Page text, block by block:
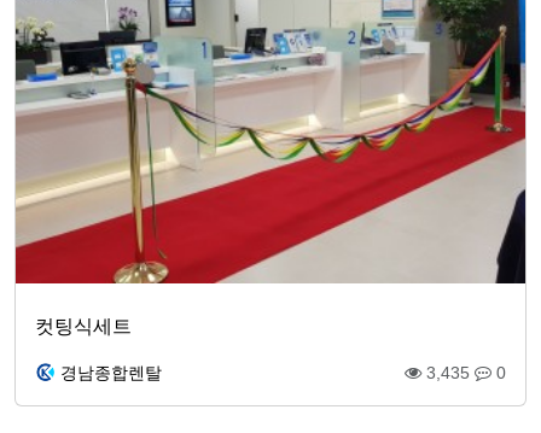
컷팅식세트
경남종합렌탈 3,435 0